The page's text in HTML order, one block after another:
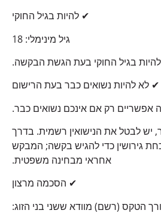
✔ להיות בגיל החוקי
גיל מינימלי: 18
בגיל החוקי בעת הגשת הבקשה.
לא להיות נשואים כבר בעת הרישום
אפשריים רק אם אינכם נשואים כבר.
לבטל את הנישואין רשמית. בדרך
גירושין כדי להגיש בקשה; המבקש
אחראי מבחינה משפטית.
✔ הסכמה מרצון
(רשם) מוודא ששני בני הזוג: